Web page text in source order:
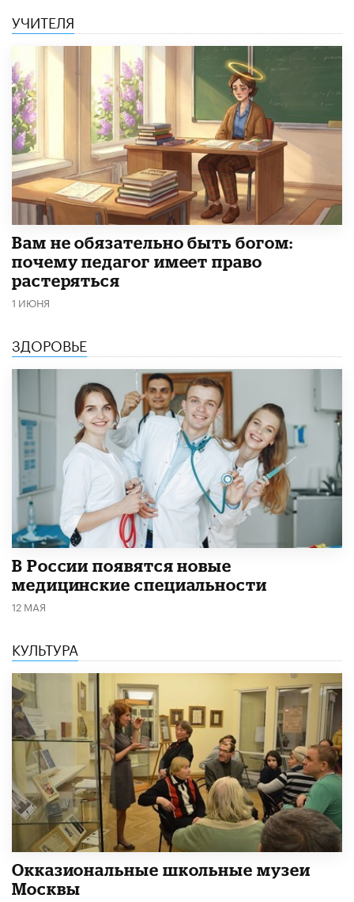
УЧИТЕЛЯ
​Вам не обязательно быть богом:
почему педагог имеет право
растеряться
1 ИЮНЯ
ЗДОРОВЬЕ
В России появятся новые
медицинские специальности
12 МАЯ
КУЛЬТУРА
​Окказиональные школьные музеи
Москвы